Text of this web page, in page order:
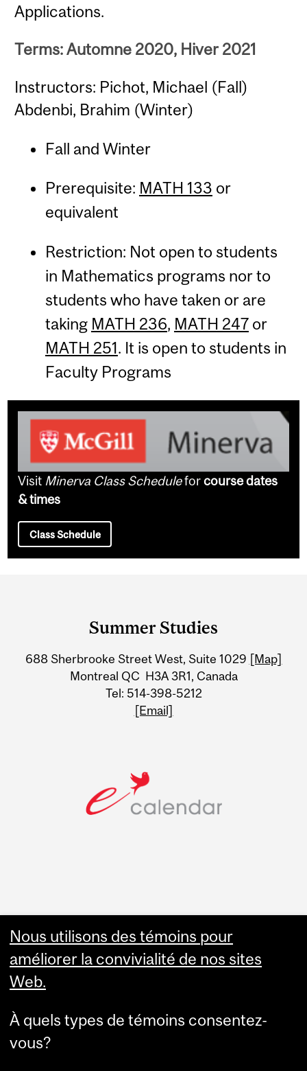
Applications.
Terms: Automne 2020, Hiver 2021
Instructors: Pichot, Michael (Fall)
Abdenbi, Brahim (Winter)
Fall and Winter
Prerequisite: MATH 133 or
equivalent
Restriction: Not open to students
in Mathematics programs nor to
students who have taken or are
taking MATH 236, MATH 247or
MATH 251. It is open to students in
Faculty Programs
Visit Minerva Class Scheduleforcourse dates
& times
Class Schedule
Information
Summer Studies
688 Sherbrooke Street West, Suite 1029 [Map]
Montreal QC H3A 3R1, Canada
Tel: 514-398-5212
[Email]
Faculty Links
Contact
Nous utilisons des témoins pour
améliorer la convivialité de nos sites
Web.
À quels types de témoins consentez-
vous?